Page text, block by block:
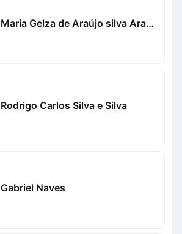
Maria Gelza de Araújo silva Araújo
Rodrigo Carlos Silva e Silva
Gabriel Naves